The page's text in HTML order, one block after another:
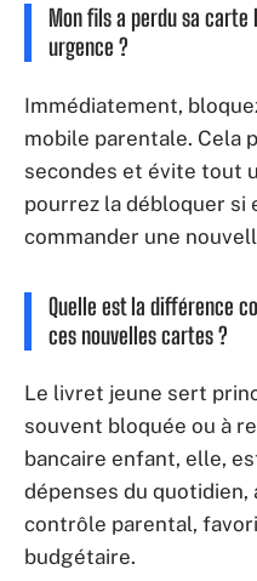
Mon fils a perdu sa carte
urgence ?
Immédiatement,
mobile parentale. Cela
secondes et évite tout
pourrez la débloquer si
commander une
Quelle est la différence
ces nouvelles cartes ?
Le livret jeune sert
souvent bloquée ou à
bancaire enfant, elle,
dépenses du
contrôle parental,
budgétaire.